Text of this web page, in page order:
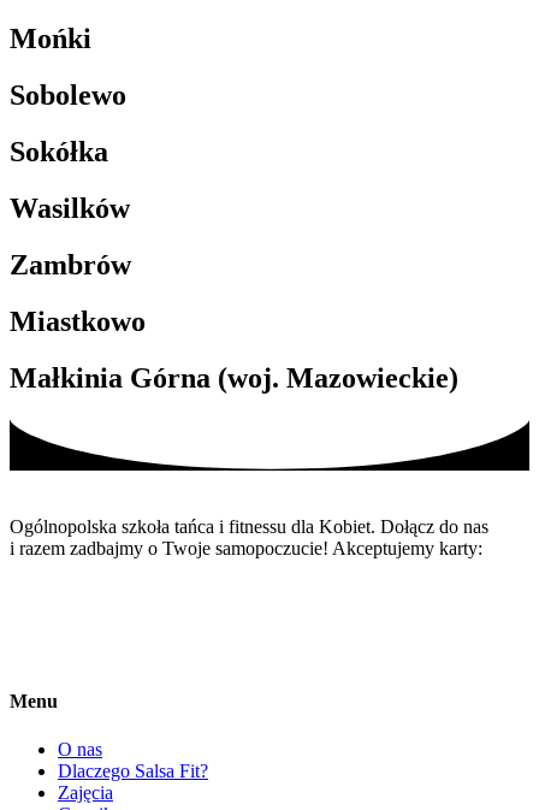
Mońki
Sobolewo
Sokółka
Wasilków
Zambrów
Miastkowo
Małkinia Górna (woj. Mazowieckie)
Ogólnopolska szkoła tańca i fitnessu dla Kobiet. Dołącz do nas
i razem zadbajmy o Twoje samopoczucie! Akceptujemy karty:
Menu
O nas
Dlaczego Salsa Fit?
Zajęcia